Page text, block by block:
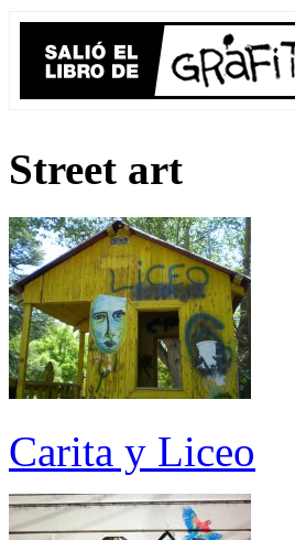
Street art
Carita y Liceo